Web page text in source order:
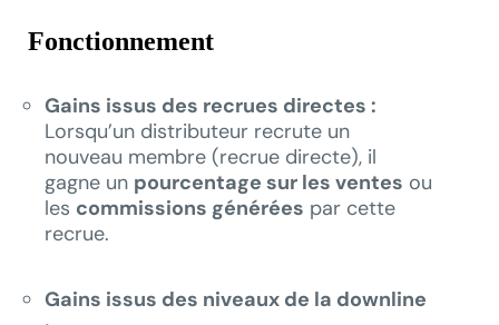
Fonctionnement
Gains issus des recrues directes :
Lorsqu’un distributeur recrute un
nouveau membre (recrue directe), il
gagne un pourcentage sur les ventes ou
les commissions générées par cette
recrue.
Gains issus des niveaux de la downline